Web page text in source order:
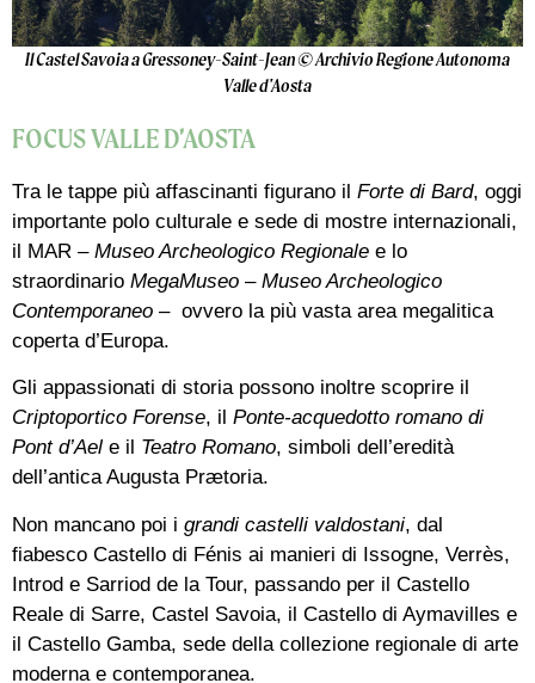
Il Castel Savoia a Gressoney-Saint-Jean © Archivio Regione Autonoma
Valle d'Aosta
FOCUS VALLE D’AOSTA
Tra le tappe più affascinanti figurano il Forte di Bard, oggi
importante polo culturale e sede di mostre internazionali,
il MAR – Museo Archeologico Regionale e lo
straordinario MegaMuseo – Museo Archeologico
Contemporaneo – ovvero la più vasta area megalitica
coperta d’Europa.
Gli appassionati di storia possono inoltre scoprire il
Criptoportico Forense, il Ponte-acquedotto romano di
Pont d’Ael e il Teatro Romano, simboli dell’eredità
dell’antica Augusta Prætoria.
Non mancano poi i grandi castelli valdostani, dal
fiabesco Castello di Fénis ai manieri di Issogne, Verrès,
Introd e Sarriod de la Tour, passando per il Castello
Reale di Sarre, Castel Savoia, il Castello di Aymavilles e
il Castello Gamba, sede della collezione regionale di arte
moderna e contemporanea.